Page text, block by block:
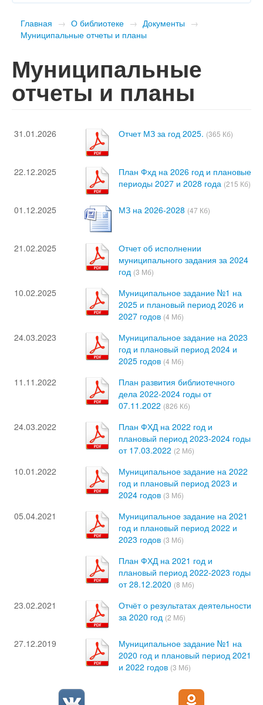
Главная → О библиотеке → Документы →
Муниципальные отчеты и планы
Муниципальные
отчеты и планы
31.01.2026 Отчет МЗ за год 2025. (365 Кб)
22.12.2025
План Фхд на 2026 год и плановые
периоды 2027 и 2028 года (215 Кб)
01.12.2025 МЗ на 2026-2028 (47 Кб)
21.02.2025
Отчет об исполнении
муниципального задания за 2024
год (3 Мб)
10.02.2025
Муниципальное задание №1 на
2025 и плановый период 2026 и
2027 годов (4 Мб)
24.03.2023
Муниципальное задание на 2023
год и плановый период 2024 и
2025 годов (4 Мб)
11.11.2022
План развития библиотечного
дела 2022-2024 годы от
07.11.2022 (826 Кб)
24.03.2022
План ФХД на 2022 год и
плановый период 2023-2024 годы
от 17.03.2022 (2 Мб)
10.01.2022
Муниципальное задание на 2022
год и плановый период 2023 и
2024 годов (3 Мб)
05.04.2021
Муниципальное задание на 2021
год и плановый период 2022 и
2023 годов (3 Мб)
План ФХД на 2021 год и
плановый период 2022-2023 годы
от 28.12.2020 (8 Мб)
23.02.2021
Отчёт о результатах деятельности
за 2020 год (2 Мб)
27.12.2019
Муниципальное задание №1 на
2020 год и плановый период 2021
и 2022 годов (3 Мб)